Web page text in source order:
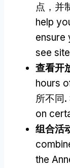
点，并
help
ensure
see
查看开
hours
所不同.
on
组合活
the